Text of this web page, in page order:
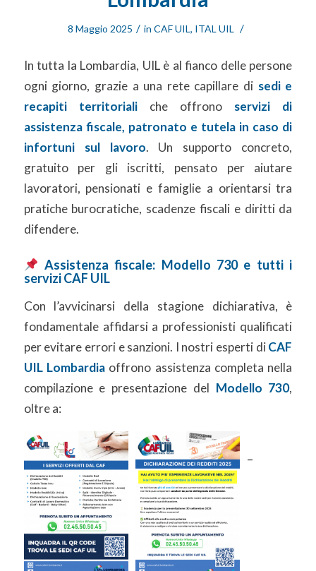
8 Maggio 2025 / inCAF UIL, ITAL UIL /
In tutta la Lombardia, UIL è al fianco delle persone
ogni giorno, grazie a una rete capillare di sedi e
recapiti territorialiche offrono servizi di
assistenza fiscale, patronato e tutela in caso di
infortuni sul lavoro. Un supporto concreto,
gratuito per gli iscritti, pensato per aiutare
lavoratori, pensionati e famiglie a orientarsi tra
pratiche burocratiche, scadenze fiscali e diritti da
difendere.
Assistenza fiscale: Modello 730 e tutti i
servizi CAF UIL
Con l’avvicinarsi della stagione dichiarativa, è
fondamentale affidarsi a professionisti qualificati
per evitare errori e sanzioni. I nostri esperti diCAF
UIL Lombardiaoffrono assistenza completa nella
compilazione e presentazione del Modello 730,
oltre a:
–